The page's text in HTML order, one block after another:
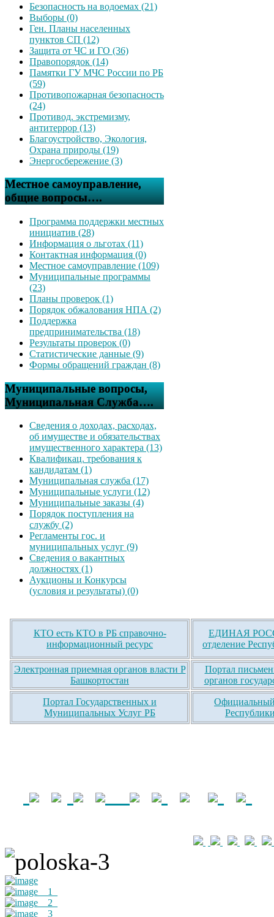
Безопасность на водоемах (21)
Выборы (0)
Ген. Планы населенных
пунктов СП (12)
Защита от ЧС и ГО (36)
Правопорядок (14)
Памятки ГУ МЧС России по РБ
(59)
Противопожарная безопасность
(24)
Противод. экстремизму,
антитеррор (13)
Благоустройство, Экология,
Охрана природы (19)
Энергосбережение (3)
Местное самоуправление,
общие вопросы….
Программа поддержки местных
инициатив (28)
Информация о льготах (11)
Контактная информация (0)
Местное самоуправление (109)
Муниципальные программы
(23)
Планы проверок (1)
Порядок обжалования НПА (2)
Поддержка
предпринимательства (18)
Результаты проверок (0)
Статистические данные (9)
Формы обращений граждан (8)
Муниципальные вопросы,
Муниципальная Служба….
Сведения о доходах, расходах,
об имуществе и обязательствах
имущественного характера (13)
Квалификац. требования к
кандидатам (1)
Муниципальная служба (17)
Муниципальные услуги (12)
Муниципальные заказы (4)
Порядок поступления на
службу (2)
Регламенты гос. и
муниципальных услуг (9)
Сведения о вакантных
должностях (1)
Аукционы и Конкурсы
(условия и результаты) (0)
КТО есть КТО в РБ справочно-
информационный ресурс
ЕДИНАЯ
отделение
Электронная приемная органов власти Р
Башкортостан
Портал
органов
Портал Государственных и
Муниципальных Услуг РБ
Официальный